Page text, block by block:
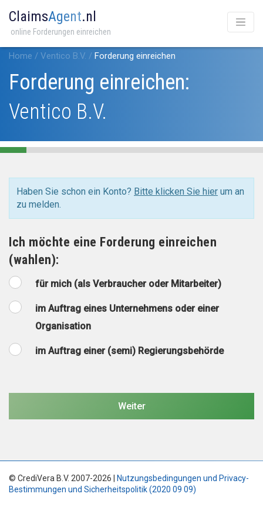
ClaimsAgent.nl
online Forderungen einreichen
Home / Ventico B.V. / Forderung einreichen
Forderung einreichen:
Ventico B.V.
Haben Sie schon ein Konto? Bitte klicken Sie hier um an
zu melden.
Ich möchte eine Forderung einreichen
(wahlen):
für mich (als Verbraucher oder Mitarbeiter)
im Auftrag eines Unternehmens oder einer
Organisation
im Auftrag einer (semi) Regierungsbehörde
© CrediVera B.V. 2007-2026 |
Nutzungsbedingungen und Privacy-
Bestimmungen und Sicherheitspolitik (2020 09 09)